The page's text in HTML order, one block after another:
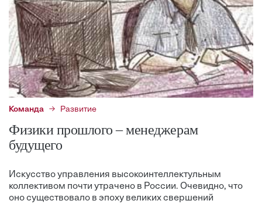
Команда Развитие
Физики прошлого – менеджерам
будущего
Искусство управления высокоинтеллектульным
коллективом почти утрачено в России. Очевидно, что
оно существовало в эпоху великих свершений